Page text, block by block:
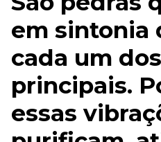
em sintonia
cada um
principais.
essas